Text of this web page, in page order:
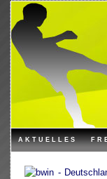
AKTUELLES